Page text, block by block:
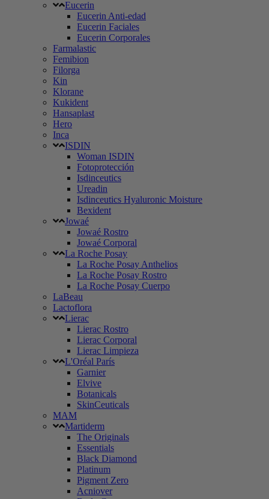
Eucerin
Eucerin Anti-edad
Eucerin Faciales
Eucerin Corporales
Farmalastic
Femibion
Filorga
Kin
Klorane
Kukident
Hansaplast
Hero
Inca
ISDIN
Woman ISDIN
Fotoprotección
Isdinceutics
Ureadin
Isdinceutics Hyaluronic Moisture
Bexident
Jowaé
Jowaé Rostro
Jowaé Corporal
La Roche Posay
La Roche Posay Anthelios
La Roche Posay Rostro
La Roche Posay Cuerpo
LaBeau
Lactoflora
Lierac
Lierac Rostro
Lierac Corporal
Lierac Limpieza
L'Oréal París
Garnier
Elvive
Botanicals
SkinCeuticals
MAM
Martiderm
The Originals
Essentials
Black Diamond
Platinum
Pigment Zero
Acniover